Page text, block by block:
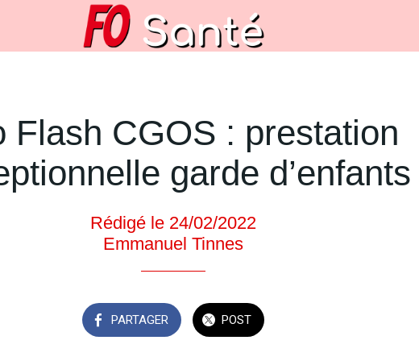
Flash CGOS : prestation
garde d’enfants
Rédigé le 24/02/2022
Emmanuel Tinnes
PARTAGER POST